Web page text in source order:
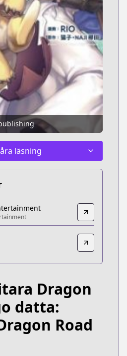
läsning
series/
detail/doratama/
Dragon
datta:
Road